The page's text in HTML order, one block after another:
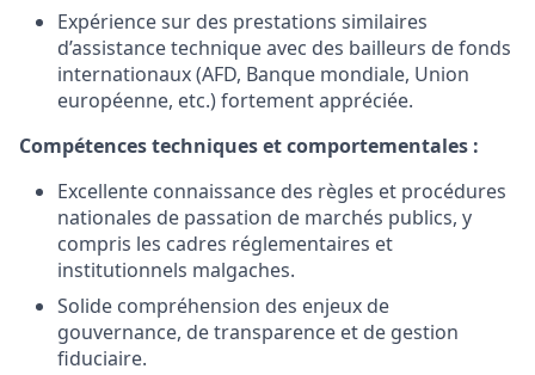
Expérience sur des prestations similaires
d’assistance technique avec des bailleurs de fonds
internationaux (AFD, Banque mondiale, Union
européenne, etc.) fortement appréciée.
Compétences techniques et comportementales :
Excellente connaissance des règles et procédures
nationales de passation de marchés publics, y
compris les cadres réglementaires et
institutionnels malgaches.
Solide compréhension des enjeux de
gouvernance, de transparence et de gestion
fiduciaire.